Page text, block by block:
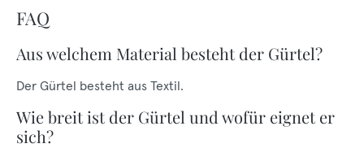
FAQ
Aus welchem Material besteht der Gürtel?
Der Gürtel besteht aus Textil.
Wie breit ist der Gürtel und wofür eignet er
sich?